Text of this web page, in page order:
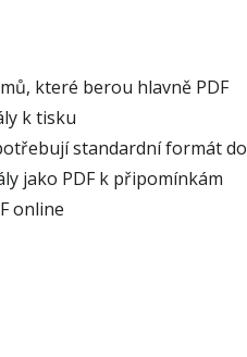
které berou hlavně PDF
k tisku
standardní formát
jako PDF k připomínkám
online